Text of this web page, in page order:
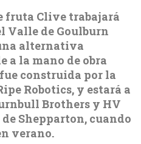
fruta Clive trabajará
Valle de Goulburn
alternativa
a la mano de obra
construida por la
Robotics, y estará a
Brothers y HV
Shepparton, cuando
verano.